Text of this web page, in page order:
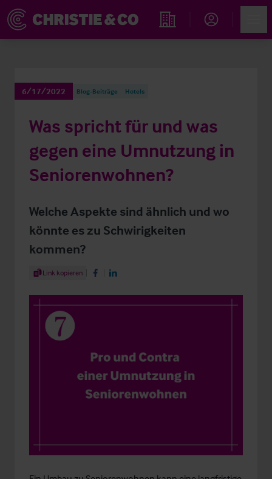
Immobiliensuche
6/17/2022 Blog-Beiträge Hotels
Was spricht für und was
gegen eine Umnutzung in
Seniorenwohnen?
Welche Aspekte sind ähnlich und wo
könnte es zu Schwirigkeiten
kommen?
Share Article
Link kopieren Share on Facebook
Share on LinkedIn